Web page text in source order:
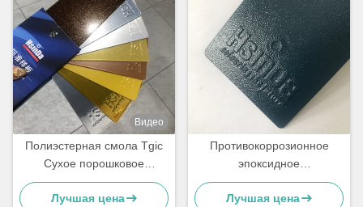
Видео
Полиэстерная смола Tgic
Сухое порошковое
покрытие
Ультрафиолетовая
Лучшая цена
Противокоррозионное
эпоксидное
электростатическое
порошковое покрытие для
Лучшая цена